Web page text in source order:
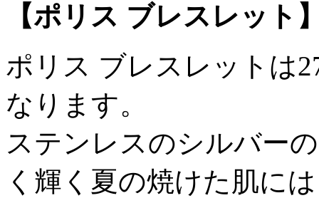
【ポリス ブレスレット
ポリス ブレスレットは
なります。
ステンレスのシルバー
く輝く夏の焼けた肌に